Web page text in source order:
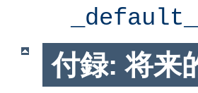
付録: 将来